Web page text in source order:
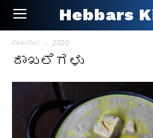
Hebbars
ಮುಖಪುಟ 2020
ದಾಖಲೆಗಳು